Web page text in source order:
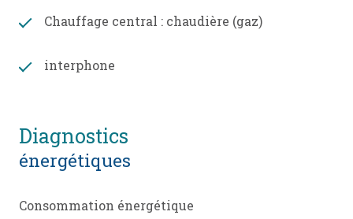
est exposé sont disponibles sur le site
Chauffage central : chaudière (gaz)
interphone
diagnostics
énergétiques
Consommation énergétique